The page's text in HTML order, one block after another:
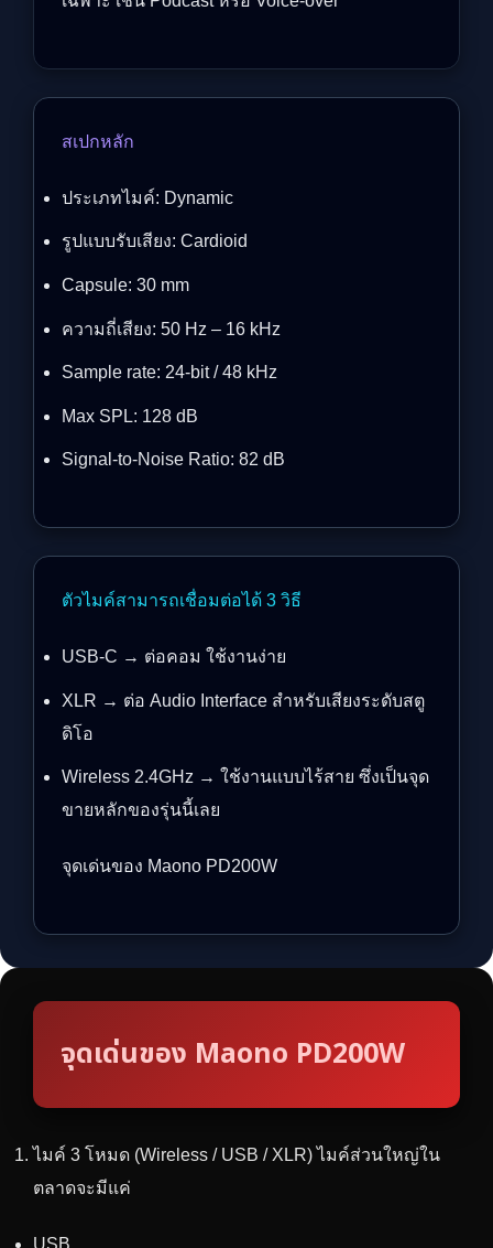
สเปกหลัก
ประเภทไมค์: Dynamic
รูปแบบรับเสียง: Cardioid
Capsule: 30 mm
ความถี่เสียง: 50 Hz – 16 kHz
Sample rate: 24-bit / 48 kHz
Max SPL: 128 dB
Signal-to-Noise Ratio: 82 dB
ตัวไมค์สามารถเชื่อมต่อได้ 3 วิธี
USB-C → ต่อคอม ใช้งานง่าย
XLR → ต่อ Audio Interface สำหรับเสียงระดับสตู
ดิโอ
Wireless 2.4GHz → ใช้งานแบบไร้สาย ซึ่งเป็นจุด
ขายหลักของรุ่นนี้เลย
จุดเด่นของ Maono PD200W
จุดเด่นของ Maono PD200W
ไมค์ 3 โหมด (Wireless / USB / XLR) ไมค์ส่วนใหญ่ใน
ตลาดจะมีแค่
USB